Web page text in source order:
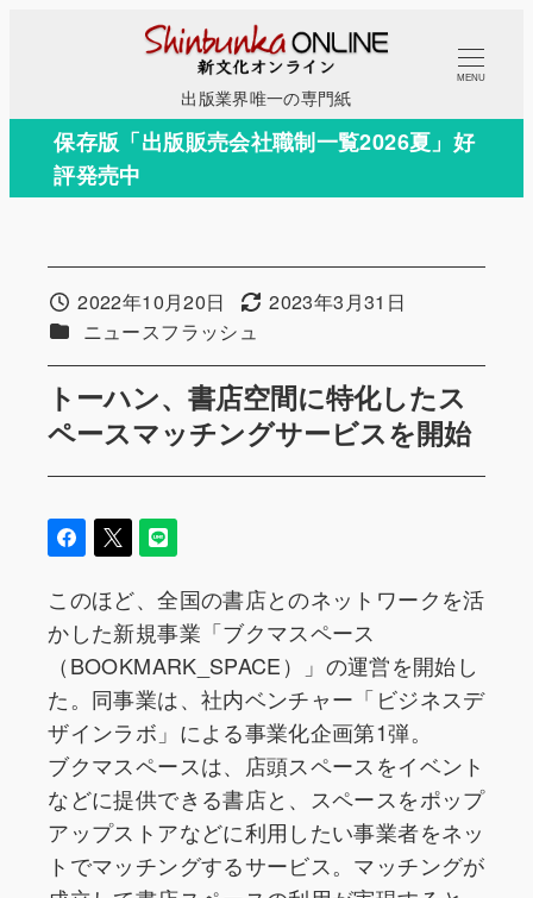
コ
テ
出版業界唯一の専門紙
MENU
保存版「出版販売会社職制一覧2026夏」好
評発売中
トーハン、書店空間に特化したス
ペースマッチングサービスを開始
投稿日2022年10月20日 更新日2023年3月31日
カテゴリー
ニュースフラッシュ
このほど、全国の書店とのネットワークを活
かした新規事業「ブクマスペース
（BOOKMARK_SPACE）」の運営を開始し
た。同事業は、社内ベンチャー「ビジネスデ
ザインラボ」による事業化企画第1弾。
ブクマスペースは、店頭スペースをイベント
などに提供できる書店と、スペースをポップ
アップストアなどに利用したい事業者をネッ
トでマッチングするサービス。マッチングが